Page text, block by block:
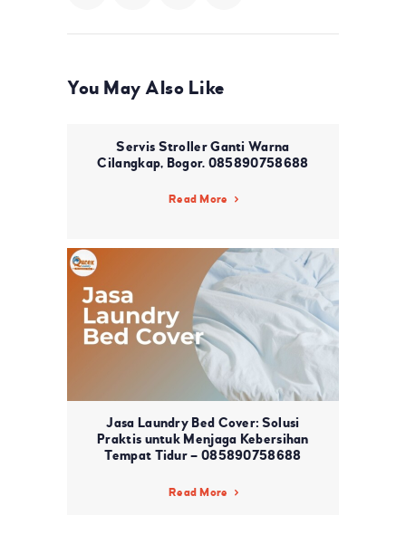
You May Also Like
Servis Stroller Ganti Warna
Cilangkap, Bogor. 085890758688
Read More
Jasa Laundry Bed Cover: Solusi
Praktis untuk Menjaga Kebersihan
Tempat Tidur – 085890758688
Read More